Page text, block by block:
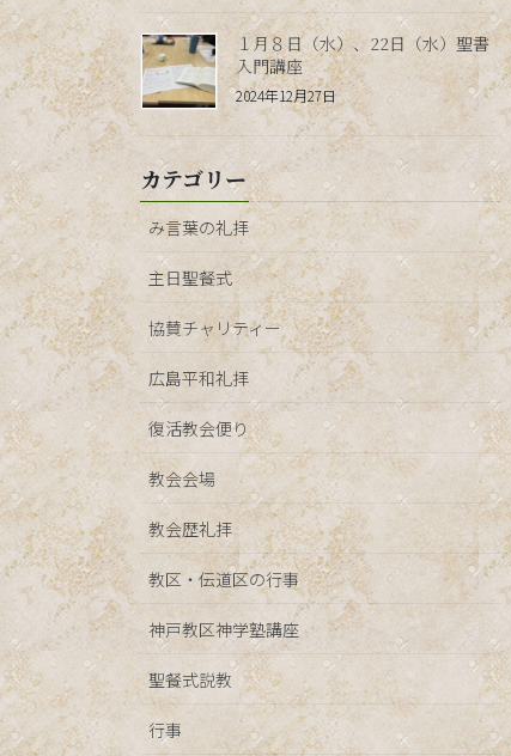
１月８日（水）、22日（水）聖書
入門講座
2024年12月27日
カテゴリー
み言葉の礼拝
主日聖餐式
協賛チャリティー
広島平和礼拝
復活教会便り
教会会場
教会歴礼拝
教区・伝道区の行事
神戸教区神学塾講座
聖餐式説教
行事